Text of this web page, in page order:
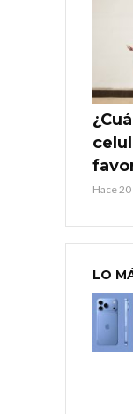
Hace
LO